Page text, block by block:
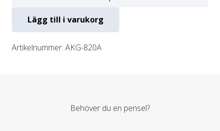
i
glaskopp
mängd
Lägg till i varukorg
Artikelnummer: AKG-820A
Behöver du en pensel?